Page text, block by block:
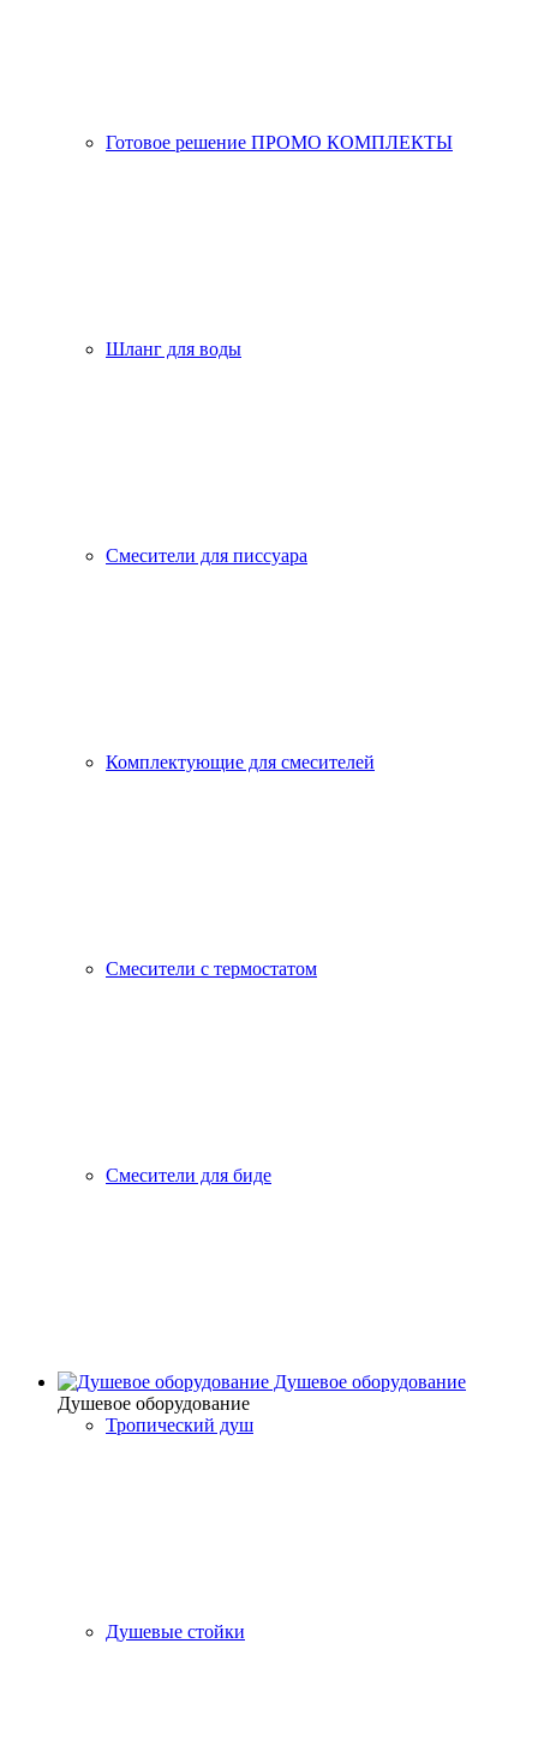
Готовое решение ПРОМО КОМПЛЕКТЫ
Шланг для воды
Смесители для писсуара
Комплектующие для смесителей
Смесители с термостатом
Смесители для биде
Душевое оборудование
Душевое оборудование
Тропический душ
Душевые стойки